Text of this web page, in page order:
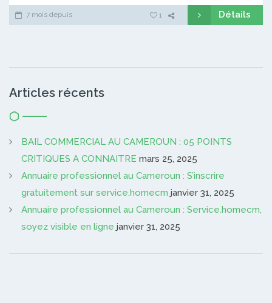
7 mois depuis 1 Détails
Articles récents
BAIL COMMERCIAL AU CAMEROUN : 05 POINTS
CRITIQUES A CONNAITRE mars 25, 2025
Annuaire professionnel au Cameroun : S’inscrire
gratuitement sur service.homecm janvier 31, 2025
Annuaire professionnel au Cameroun : Service.homecm,
soyez visible en ligne janvier 31, 2025